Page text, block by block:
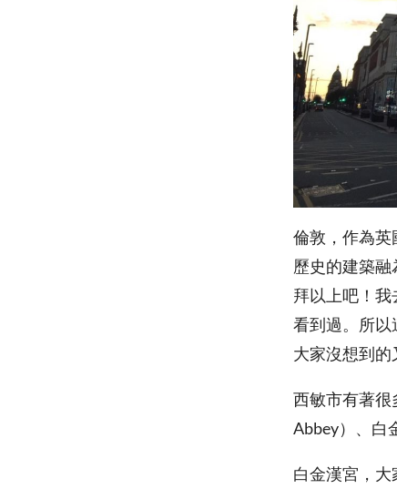
倫敦，作為
歷史的建築
拜以上吧！
看到過。所以
大家沒想到的
西敏市有著很
Abbey）、白
白金漢宮，